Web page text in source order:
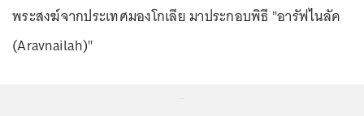
พระสงฆ์จากประเทศมองโกเลีย มาประกอบพิธี "อารัฟไนลัค
(Aravnailah)"